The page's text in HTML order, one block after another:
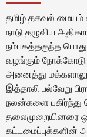
தமிழ் தகவல் மையம்
நாடு தழுவிய
நம்பகத்தகுந்த
வழங்கும் நோக்கோடு
அனைத்து
இத்தாலி பல்வேறு
நலன்களை
தலைமுறையினரை
கட்டமைப்புக்களின்